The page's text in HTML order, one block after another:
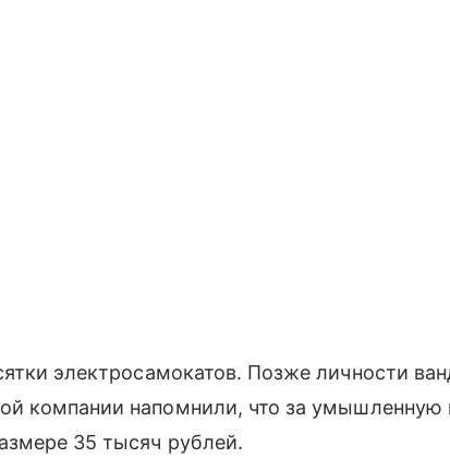
электросамокатов. Позже личности
компании напомнили, что за умышленную
35 тысяч рублей.